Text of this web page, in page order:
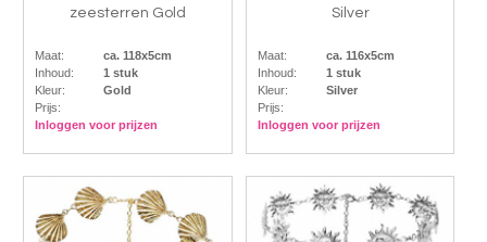
zeesterren Gold
Maat:
ca. 118x5cm
Inhoud:
1 stuk
Kleur:
Gold
Prijs:
Inloggen voor prijzen
Silver
Maat:
ca. 116x5cm
Inhoud:
1 stuk
Kleur:
Silver
Prijs:
Inloggen voor prijzen